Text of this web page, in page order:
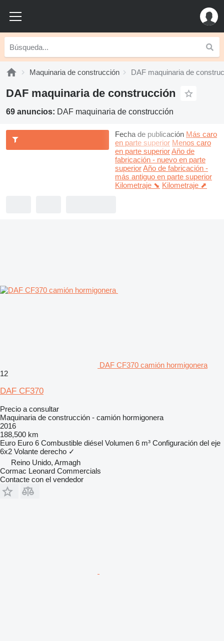
Maquinaria de construcción DAF maquinaria de
DAF maquinaria de construcción
69 anuncios: DAF maquinaria de construcción
Fecha de publicación Más caro
en parte superior Menos caro
en parte superiorAño de
fabricación - nuevo en parte
superiorAño de fabricación -
más antiguo en parte superior
Kilometraje ⬊ Kilometraje ⬈
DAF CF370 camión hormigonera
12
DAF CF370
Precio a consultar
Maquinaria de construcción - camión hormigonera
2016
188,500 km
Euro Euro 6 Combustible diésel Volumen 6 m³ Configuración del eje
6x2 Volante derecho ✓
Reino Unido, Armagh
Cormac Leonard Commercials
Contacte con el vendedor